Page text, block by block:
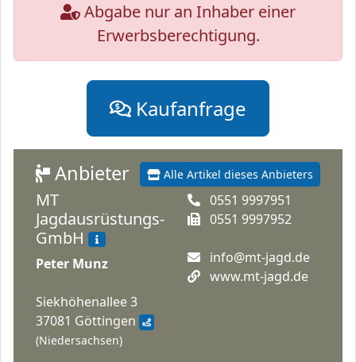
Abgabe nur an Inhaber einer
Erwerbsberechtigung.
Kaufanfrage
Alle Artikel dieses Anbieters
Anbieter
MT
Jagdausrüstungs-
GmbH
Peter Munz
Siekhöhenallee 3
37081 Göttingen
(Niedersachsen)
0551 9997951
0551 9997952
info@mt-jagd.de
www.mt-jagd.de